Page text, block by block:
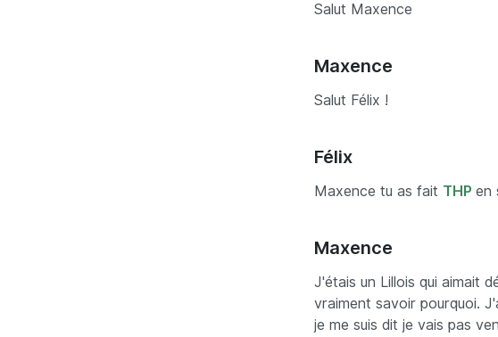
Salut Maxence
Maxence
Salut Félix !
Félix
Maxence tu as fait THP en
Maxence
J'étais un Lillois qui aimait
vraiment savoir pourquoi.
je me suis dit je vais pas